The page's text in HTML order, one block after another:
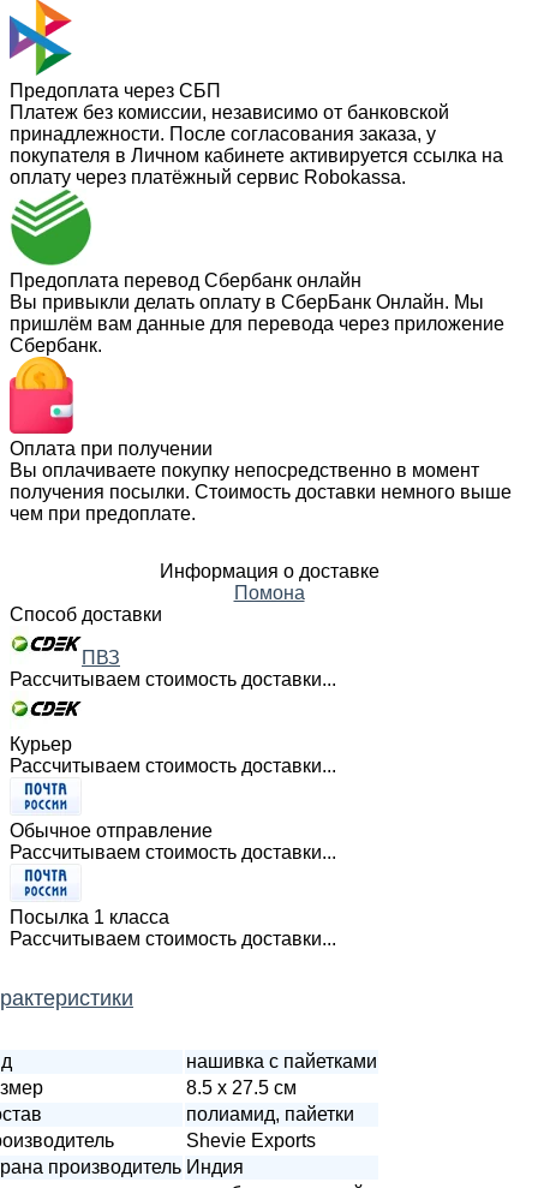
Предоплата через СБП
Платеж без комиссии, независимо от банковской
принадлежности. После согласования заказа, у
покупателя в Личном кабинете активируется ссылка на
оплату через платёжный сервис Robokassa.
Предоплата перевод Сбербанк онлайн
Вы привыкли делать оплату в СберБанк Онлайн. Мы
пришлём вам данные для перевода через приложение
Сбербанк.
Оплата при получении
Вы оплачиваете покупку непосредственно в момент
получения посылки. Стоимость доставки немного выше
чем при предоплате.
Информация о доставке
Помона
Способ доставки
ПВЗ
Рассчитываем стоимость доставки...
Курьер
Рассчитываем стоимость доставки...
Обычное отправление
Рассчитываем стоимость доставки...
Посылка 1 класса
Рассчитываем стоимость доставки...
нашивка с пайетками
8.5 х 27.5 см
полиамид, пайетки
Shevie Exports
производитель Индия